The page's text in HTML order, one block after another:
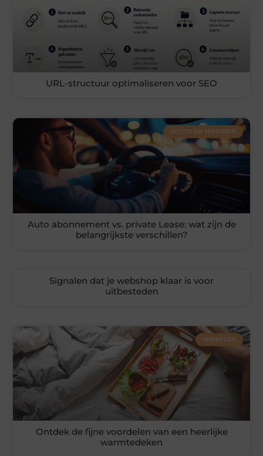
URL-structuur optimaliseren voor SEO
AUTO'S EN MOTOREN
Auto abonnement vs. private Lease: wat zijn de
belangrijkste verschillen?
Signalen dat je webshop klaar is voor
uitbesteden
WINKELEN
Ontdek de fijne voordelen van een heerlijke
warmtedeken